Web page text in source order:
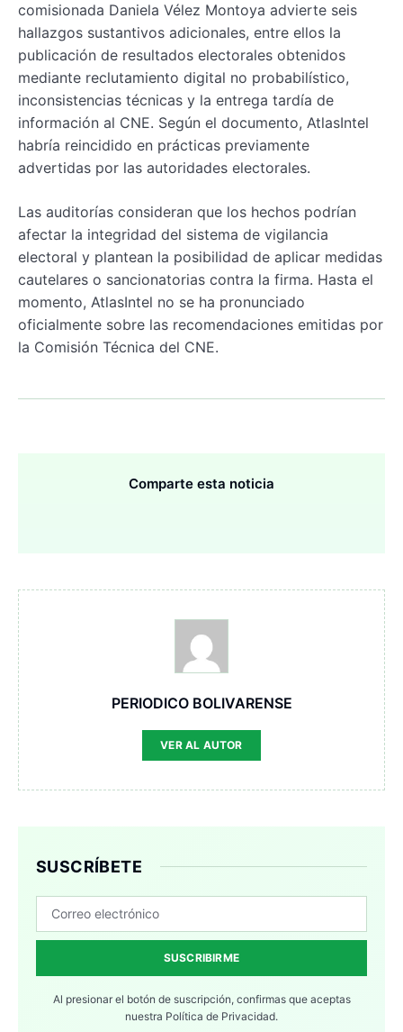
comisionada Daniela Vélez Montoya advierte seis
hallazgos sustantivos adicionales, entre ellos la
publicación de resultados electorales obtenidos
mediante reclutamiento digital no probabilístico,
inconsistencias técnicas y la entrega tardía de
información al CNE. Según el documento, AtlasIntel
habría reincidido en prácticas previamente
advertidas por las autoridades electorales.
Las auditorías consideran que los hechos podrían
afectar la integridad del sistema de vigilancia
electoral y plantean la posibilidad de aplicar medidas
cautelares o sancionatorias contra la firma. Hasta el
momento, AtlasIntel no se ha pronunciado
oficialmente sobre las recomendaciones emitidas por
la Comisión Técnica del CNE.
Comparte esta noticia
PERIODICO BOLIVARENSE
VER AL AUTOR
SUSCRÍBETE
SUSCRIBIRME
Al presionar el botón de suscripción, confirmas que aceptas
nuestra Política de Privacidad.